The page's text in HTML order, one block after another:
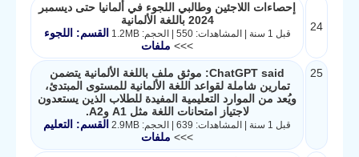
24
إحصاءات اللاجئين وطالبي اللجوء في ألمانيا حتى ديسمبر
2024 باللغة الألمانية
قبل 1 سنة | المشاهدات: 550 | الحجم: 1.2MB
القسم: اللجوء
>>> ملفات
25
ChatGPT said: موثق ملف باللغة الألمانية يتضمن
تمارين شاملة لقواعد اللغة الألمانية للمستوى المبتدئ،
ويُعد من الموارد التعليمية المفيدة للطلاب الذين يستعدون
لاجتياز امتحانات اللغة مثل A1 وA2.
قبل 1 سنة | المشاهدات: 639 | الحجم: 2.9MB
القسم: التعليم
>>> ملفات